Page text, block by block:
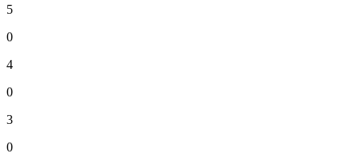
5
0
4
0
3
0